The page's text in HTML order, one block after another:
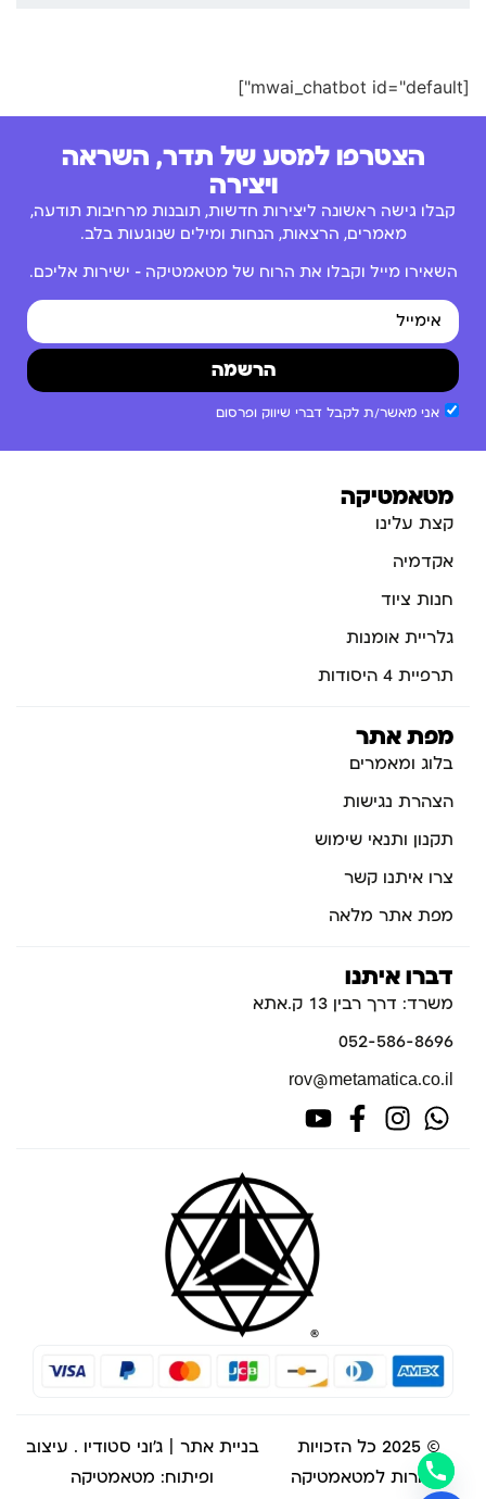
[mwai_chatbot id="default"]
הצטרפו למסע של תדר, השראה
ויצירה
קבלו גישה ראשונה ליצירות חדשות, תובנות מרחיבות תודעה,
מאמרים, הרצאות, הנחות ומילים שנוגעות בלב.
השאירו מייל וקבלו את הרוח של מטאמטיקה – ישירות אליכם.
אני מאשר/ת לקבל דברי שיווק ופרסום
הרשמה
מטאמטיקה
קצת עלינו
אקדמיה
חנות ציוד
גלריית אומנות
תרפיית 4 היסודות
מפת אתר
בלוג ומאמרים
הצהרת נגישות
תקנון ותנאי שימוש
צרו איתנו קשר
מפת אתר מלאה
דברו איתנו
משרד: דרך רבין 13 ק.אתא
052-586-8696
rov@metamatica.co.il
© 2025 כל הזכויות
שמורות למטאמטיקה
בניית אתר | ג'וני סטודיו . עיצוב
ופיתוח: מטאמטיקה